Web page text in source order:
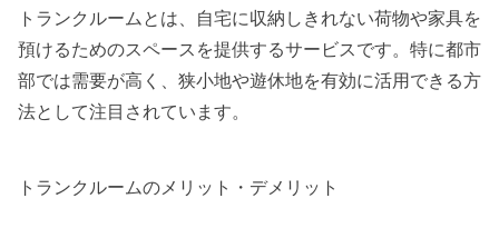
トランクルームとは、自宅に収納しきれない荷物や家具を
預けるためのスペースを提供するサービスです。特に都市
部では需要が高く、狭小地や遊休地を有効に活用できる方
法として注目されています。
トランクルームのメリット・デメリット